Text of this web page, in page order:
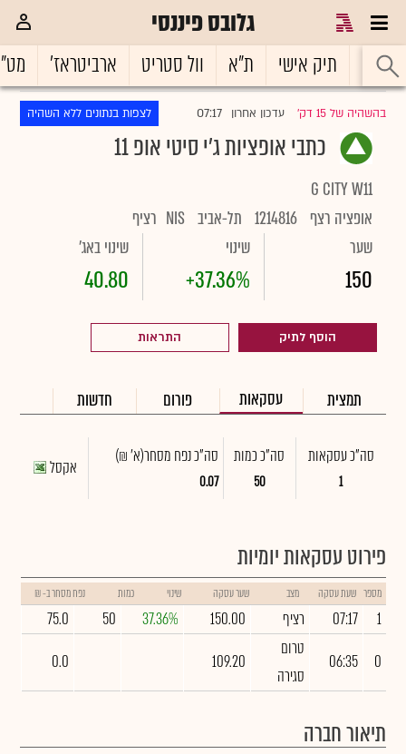
גלובס פיננסי
ראשי תיק אישי ת"א וול סטריט ארביטראז'
בהשהיה של 15 דק' |עדכון אחרון 07:17 לצפות בנתונים ללא השהיה
כתבי אופציות ג'י סיטי אופ 11
G CITY W11
אופציה רצף 1214816 תל-אביב NIS רציף
שער
150
שינוי
+37.36%
שינוי באג'
40.80
הוסף לתיק התראות
תמצית עסקאות פורום חדשות
סה"כ עסקאות
1
סה"כ כמות
50
סה"כ נפח מסחר(א' ₪)
0.07
אקסל
פירוט עסקאות יומיות
מספר שעת עסקה מצב שער עסקה שינוי כמות נפח מסחר ב- ₪
1
07:17 רציף 150.00
37.36%
50
75.0
0
06:35
טרום
סגירה
109.20
0.0
תיאור חברה